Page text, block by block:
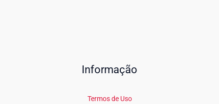
Informação
Termos de Uso